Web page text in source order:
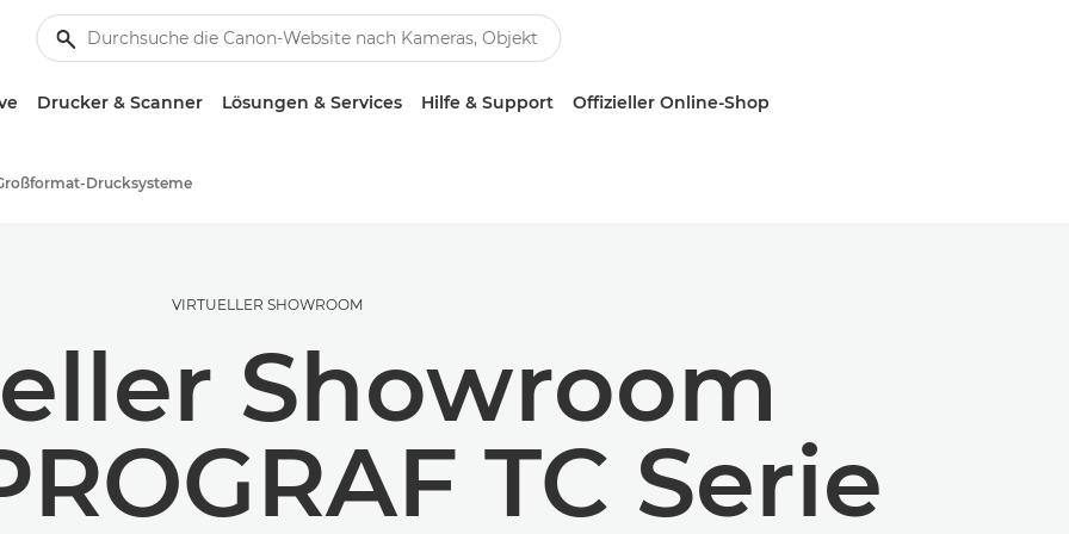
Drucker & Scanner Lösungen & Services Hilfe & Support Offizieller Online-Shop
Drucksysteme
VIRTUELLER SHOWROOM
Showroom
TC Serie